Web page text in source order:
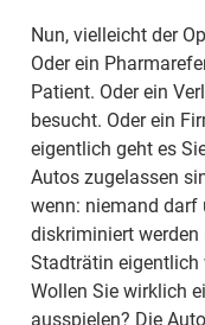
Nun, vielleicht der
Oder ein
Patient. Oder ein
besucht. Oder ein
eigentlich geht es
Autos zugelassen
wenn: niemand darf
diskriminiert werden
Stadträtin eigentlich
Wollen Sie wirklich
ausspielen? Die